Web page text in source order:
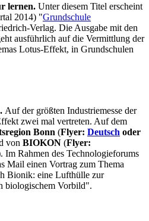
lernen. Unter diesem Titel erscheint
2014) "Grundschule
Verlag. Die Ausgabe mit den
ausführlich auf die Vermittlung der
Lotus-Effekt, in Grundschulen
Auf der größten Industriemesse der
zwei mal vertreten. Auf dem
Bonn (Flyer: Deutsch oder
von BIOKON (Flyer:
Im Rahmen des Technologieforums
Mail einen Vortrag zum Thema
Bionik: eine Lufthülle zur
biologischem Vorbild".